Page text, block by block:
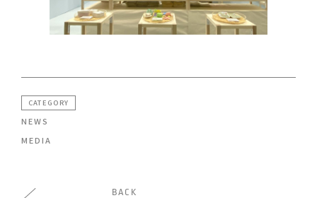
CATEGORY
NEWS
MEDIA
BACK